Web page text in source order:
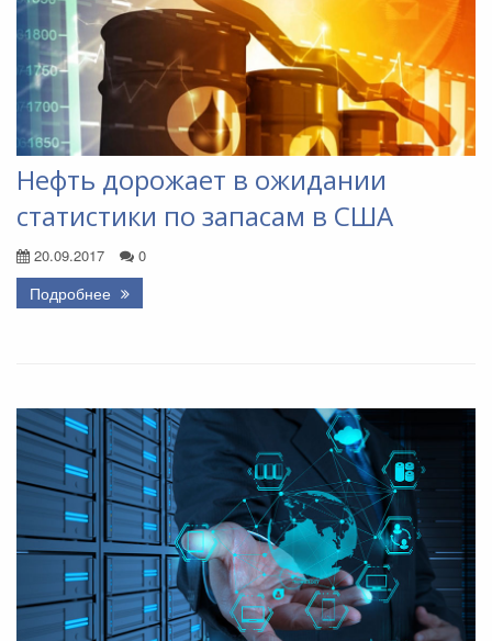
Нефть дорожает в ожидании
статистики по запасам в США
20.09.2017 0
Подробнее